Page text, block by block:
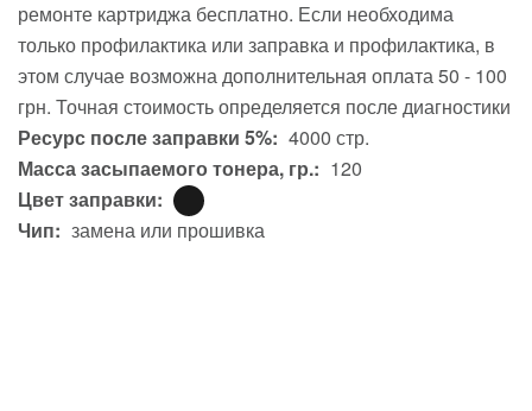
ремонте картриджа бесплатно. Если необходима
только профилактика или заправка и профилактика, в
этом случае возможна дополнительная оплата 50 - 100
грн. Точная стоимость определяется после диагностики
Ресурс после заправки 5%: 4000 стр.
Масса засыпаемого тонера, гр.: 120
Цвет заправки:
Чип: замена или прошивка